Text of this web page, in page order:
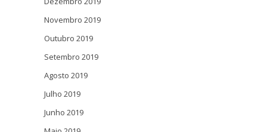
Novembro 2019
Outubro 2019
Setembro 2019
Agosto 2019
Julho 2019
Junho 2019